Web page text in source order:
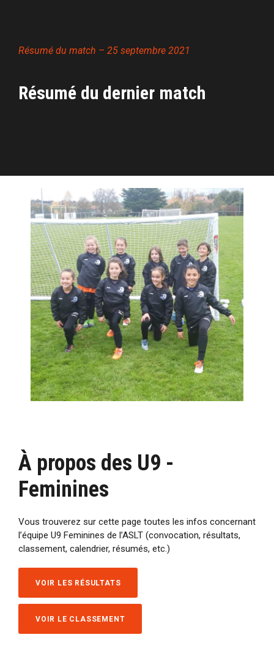
Résumé du match – 25 septembre 2021
Résumé du dernier match
À propos des U9 -
Feminines
Vous trouverez sur cette page toutes les infos concernant
l’équipe U9 Feminines de l’ASLT (convocation, résultats,
classement, calendrier, résumés, etc.)
VOIR LES RÉSULTATS
VOIR LE CLASSEMENT